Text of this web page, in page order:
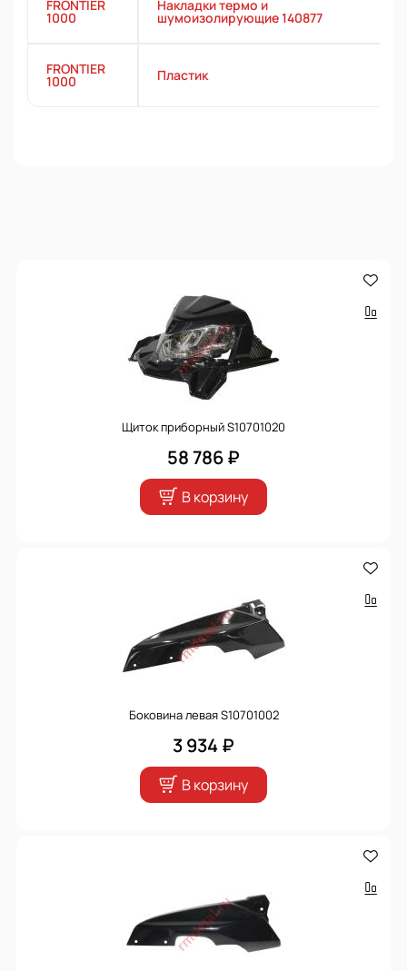
FRONTIER
1000
Накладки термо и
шумоизолирующие 140877
FRONTIER
1000 Пластик
Щиток приборный S10701020
58 786 ₽
В корзину
Боковина левая S10701002
3 934 ₽
В корзину